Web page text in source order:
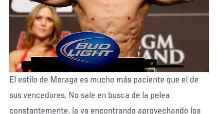
El estilo de Moraga es mucho más paciente que el de
sus vencedores. No sale en busca de la pelea
constantemente, la va encontrando aprovechando los